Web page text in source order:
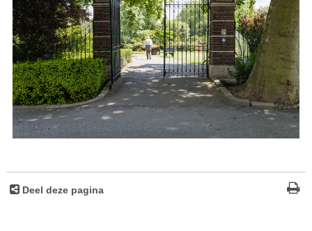
Deel deze pagina